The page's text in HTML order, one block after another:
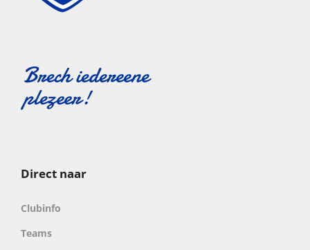
Direct naar
Clubinfo
Teams